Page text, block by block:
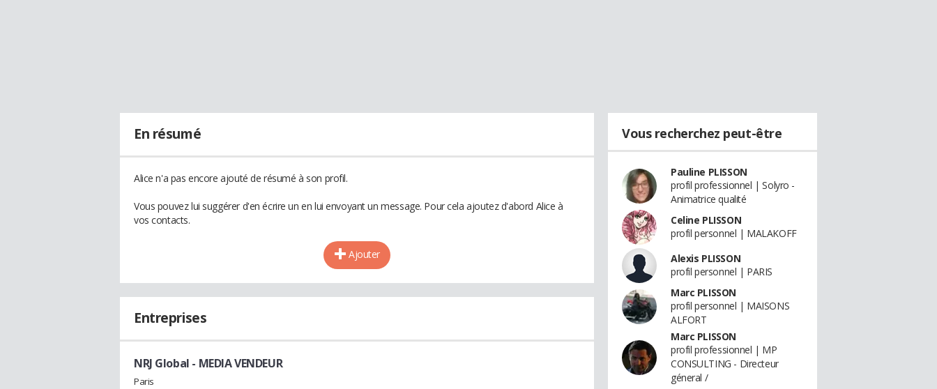
En résumé
Alice n'a pas encore ajouté de résumé à son profil.
Vous pouvez lui suggérer d'en écrire un en lui envoyant un message. Pour cela ajoutez d'abord Alice à
vos contacts.
Ajouter
Entreprises
NRJ Global - MEDIA VENDEUR
Paris
Vous recherchez peut-être
Pauline PLISSON
profil professionnel | Solyro -
Animatrice qualité
Celine PLISSON
profil personnel | MALAKOFF
Alexis PLISSON
profil personnel | PARIS
Marc PLISSON
profil personnel | MAISONS
ALFORT
Marc PLISSON
profil professionnel | MP
CONSULTING - Directeur
géneral /